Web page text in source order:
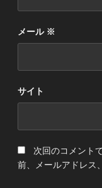
メール ※
サイト
次回のコメント
前、メールアドレス